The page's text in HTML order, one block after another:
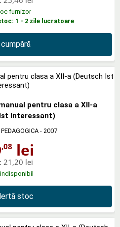
furnizor
1 - 2 zile lucratoare
cumpără
pentru clasa a XII-a
Interessant)
- 2007
,08 lei
21,20 lei
stoc